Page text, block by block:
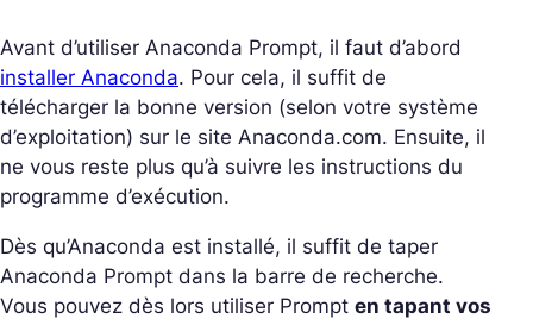
Avant d’utiliser Anaconda Prompt, il faut d’abord
installer Anaconda. Pour cela, il suffit de
télécharger la bonne version (selon votre système
d’exploitation) sur le site Anaconda.com. Ensuite, il
ne vous reste plus qu’à suivre les instructions du
programme d’exécution.
Dès qu’Anaconda est installé, il suffit de taper
Anaconda Prompt dans la barre de recherche.
Vous pouvez dès lors utiliser Prompt en tapant vos